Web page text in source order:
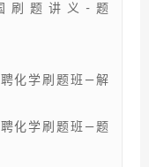
刷题讲义-题
化学刷题班—解
化学刷题班—题